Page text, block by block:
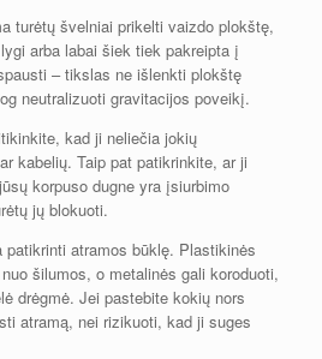
turėtų švelniai prikelti vaizdo plokštę,
arba labai šiek tiek pakreipta į
– tikslas ne išlenkti plokštę
neutralizuoti gravitacijos poveikį.
kad ji neliečia jokių
kabelių. Taip pat patikrinkite, ar ji
korpuso dugne yra įsiurbimo
jų blokuoti.
atramos būklę. Plastikinės
šilumos, o metalinės gali koroduoti,
drėgmė. Jei pastebite kokių nors
atramą, nei rizikuoti, kad ji suges